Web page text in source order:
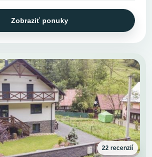
Zobraziť ponuky
22 recenzií